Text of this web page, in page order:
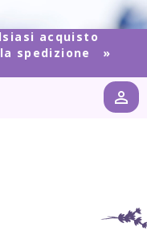
acquisto
spedizione
